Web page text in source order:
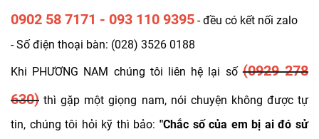
0902 58 7171 - 093 110 9395 - đều có kết nối zalo
- Số điện thoại bàn: (028) 3526 0188
Khi PHƯƠNG NAM chúng tôi liên hệ lại số(0929 278
630) thì gặp một giọng nam, nói chuyện không được tự
tin, chúng tôi hỏi kỹ thì bảo: "Chắc số của em bị ai đó sử